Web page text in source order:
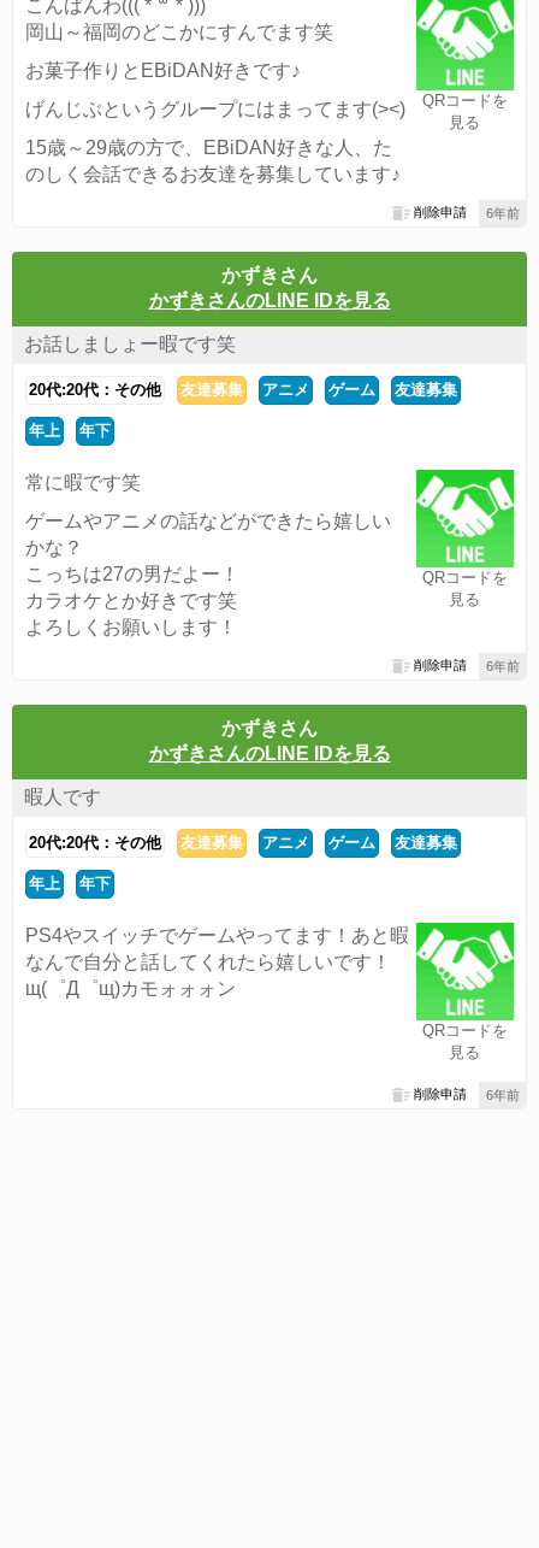
QRコードを
見る
こんばんわ((( *´꒳`* )))
岡山～福岡のどこかにすんでます笑
お菓子作りとEBiDAN好きです♪
げんじぶというグループにはまってます(><)
15歳～29歳の方で、EBiDAN好きな人、た
のしく会話できるお友達を募集しています♪
6年前
削除申請
かずきさん
かずきさんのLINE IDを見る
お話しましょー暇です笑
20代:20代：その他 友達募集 アニメ ゲーム 友達募集
年上 年下
QRコードを
見る
常に暇です笑
ゲームやアニメの話などができたら嬉しい
かな？
こっちは27の男だよー！
カラオケとか好きです笑
よろしくお願いします！
6年前
削除申請
かずきさん
かずきさんのLINE IDを見る
暇人です
20代:20代：その他 友達募集 アニメ ゲーム 友達募集
年上 年下
QRコードを
見る
PS4やスイッチでゲームやってます！あと暇
なんで自分と話してくれたら嬉しいです！
щ(゜Д゜щ)カモォォォン
6年前
削除申請